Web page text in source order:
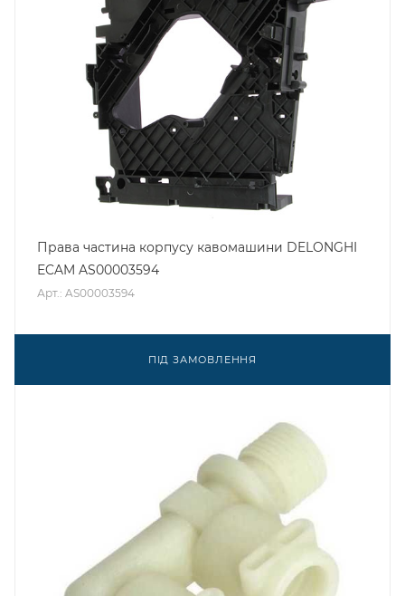
Права частина корпусу кавомашини DELONGHI
ECAM AS00003594
Арт.: AS00003594
ПІД ЗАМОВЛЕННЯ